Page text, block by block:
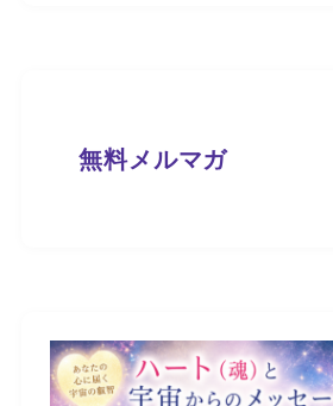
無料メルマガ